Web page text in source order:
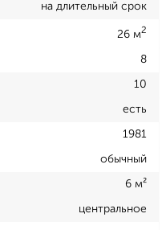
на длительный срок
26 м2
8
10
есть
1981
обычный
6 м²
центральное